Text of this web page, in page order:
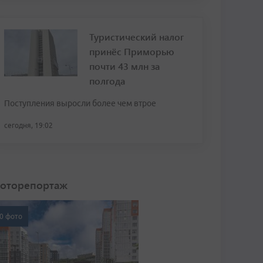
Туристический налог
принёс Приморью
почти 43 млн за
полгода
Поступления выросли более чем втрое
сегодня, 19:02
фото